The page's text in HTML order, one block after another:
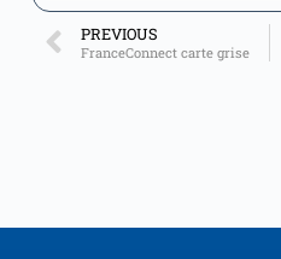
PREVIOUS
FranceConnect carte grise